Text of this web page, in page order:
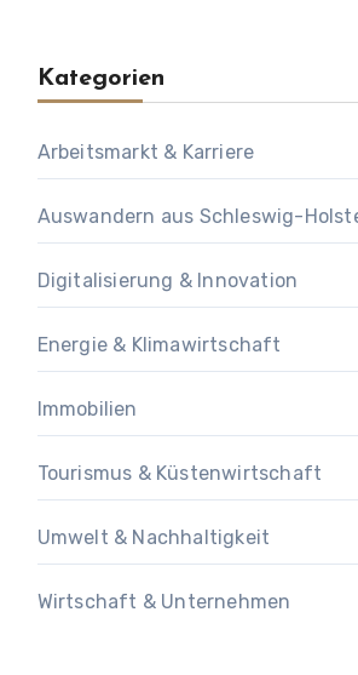
Kategorien
Arbeitsmarkt & Karriere
Auswandern aus Schleswig-
Digitalisierung & Innovation
Energie & Klimawirtschaft
Immobilien
Tourismus & Küstenwirtschaft
Umwelt & Nachhaltigkeit
Wirtschaft & Unternehmen